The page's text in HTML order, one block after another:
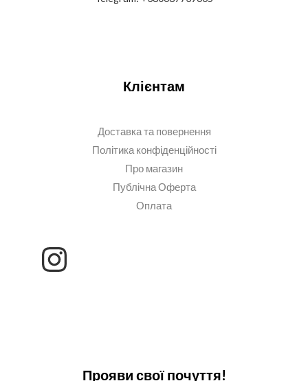
Клієнтам
Доставка та повернення
Політика конфіденційності
Про магазин
Публічна Оферта
Оплата
Прояви свої почуття!